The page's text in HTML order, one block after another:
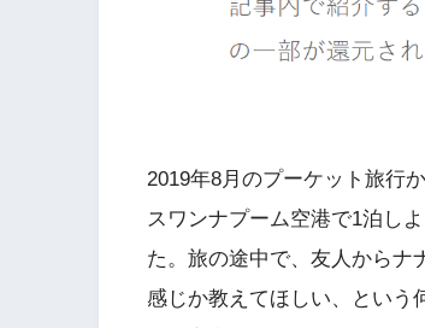
2019年8月のプーケット旅行
スワンナプーム空港で1泊し
た。旅の途中で、友人から
感じか教えてほしい、という